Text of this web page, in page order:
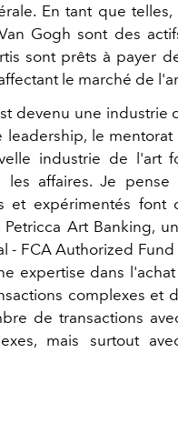
En tant que
Gogh sont des
sont prêts à payer
le marché de
devenu une industrie
leadership, le
industrie de l'art
les affaires. Je
et expérimentés
Art Banking,
- FCA Authorized
expertise dans
complexes et
de transactions
mais surtout